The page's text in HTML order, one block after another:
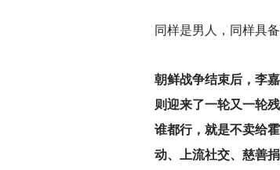
同样是男人，同样具
朝鲜战争结束后，李
则迎来了一轮又一轮
谁都行，就是不卖给
动、上流社交、慈善